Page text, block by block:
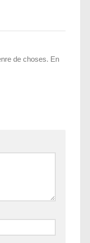
de choses. En